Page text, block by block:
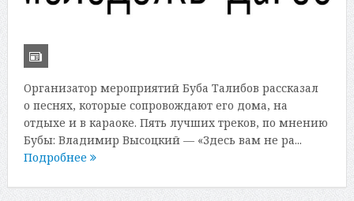
Организатор мероприятий Буба Талибов рассказал
о песнях, которые сопровождают его дома, на
отдыхе и в караоке. Пять лучших треков, по мнению
Бубы: Владимир Высоцкий — «Здесь вам не ра...
Подробнее